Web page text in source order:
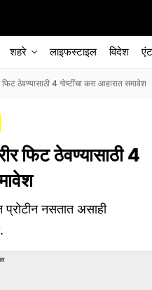
शहरे लाइफस्टाइल विदेश
ठेवण्यासाठी 4 गोष्टींचा करा आहारात समावेश
फिट ठेवण्यासाठी 4
प्रोटीन नसतात असाही